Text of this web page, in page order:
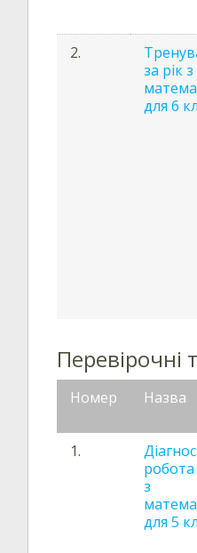
2.
за рік з
для 6
Перевірочні
Номер Назва
1.
робота
з
для 5